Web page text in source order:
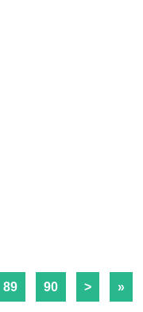
89 90 > »